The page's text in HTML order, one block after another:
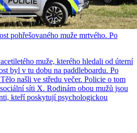
pohřešovaného muže mrtvého. Po
muže, kterého hledali od úterní
byl v tu dobu na paddleboardu. Po
našli ve středu večer. Policie o tom
síti X. Rodinám obou mužů jsou
kteří poskytují psychologickou